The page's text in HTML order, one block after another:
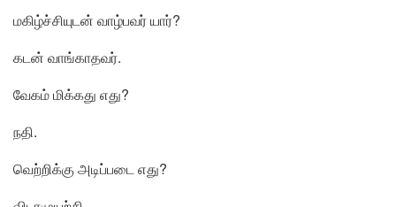
மகிழ்ச்சியுடன் வாழ்பவர் யார்?
கடன் வாங்காதவர்.
வேகம் மிக்கது எது?
நதி.
வெற்றிக்கு அடிப்படை எது?